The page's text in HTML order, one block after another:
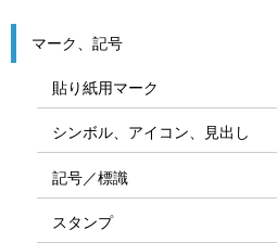
マーク、記号
貼り紙用マーク
シンボル、アイコン、見出し
記号／標識
スタンプ